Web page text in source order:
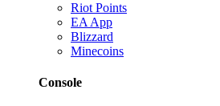
Riot Points
EA App
Blizzard
Minecoins
Console